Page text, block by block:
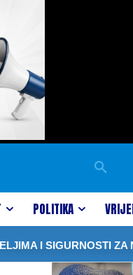
POLITIKA
I SIGURNOSTI ZA